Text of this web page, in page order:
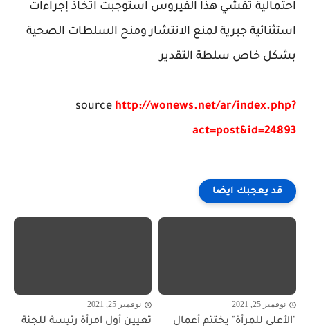
احتمالية تفشي هذا الفيروس استوجبت اتخاذ إجراءات
استثنائية جبرية لمنع الانتشار ومنح السلطات الصحية
بشكل خاص سلطة التقدير
source http://wonews.net/ar/index.php?
act=post&id=24893
قد يعجبك ايضا
نوفمبر 25, 2021
"الأعلى للمرأة" يختتم أعمال
نوفمبر 25, 2021
تعيين أول امرأة رئيسة للجنة